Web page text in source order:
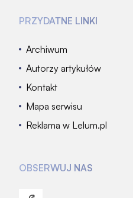
PRZYDATNE LINKI
Archiwum
Autorzy artykułów
Kontakt
Mapa serwisu
Reklama w Lelum.pl
OBSERWUJ NAS